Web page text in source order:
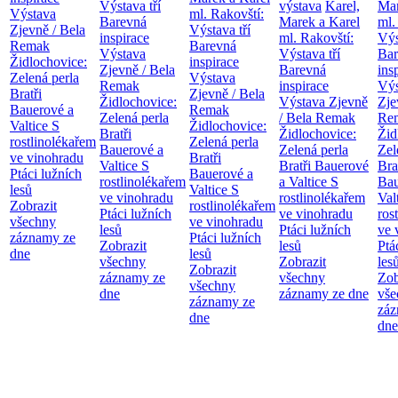
Výstava
Zjevně / Bela
Remak
Židlochovice:
Zelená perla
Bratři
Bauerové a
Valtice S
rostlinolékařem
ve vinohradu
Ptáci lužních
lesů
Zobrazit
všechny
záznamy ze
dne
Výstava tří
Barevná
inspirace
Výstava
Zjevně / Bela
Remak
Židlochovice:
Zelená perla
Bratři
Bauerové a
Valtice S
rostlinolékařem
ve vinohradu
Ptáci lužních
lesů
Zobrazit
všechny
záznamy ze
dne
ml. Rakovští:
Výstava tří
Barevná
inspirace
Výstava
Zjevně / Bela
Remak
Židlochovice:
Zelená perla
Bratři
Bauerové a
Valtice S
rostlinolékařem
ve vinohradu
Ptáci lužních
lesů
Zobrazit
všechny
záznamy ze
dne
výstava Karel,
Marek a Karel
ml. Rakovští:
Výstava tří
Barevná
inspirace
Výstava Zjevně
/ Bela Remak
Židlochovice:
Zelená perla
Bratři Bauerové
a Valtice S
rostlinolékařem
ve vinohradu
Ptáci lužních
lesů
Zobrazit
všechny
záznamy ze dne
ml.
ve
dne